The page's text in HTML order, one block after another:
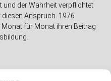
und der Wahrheit verpflichtet
Anspruch. 1976
für Monat ihren Beitrag